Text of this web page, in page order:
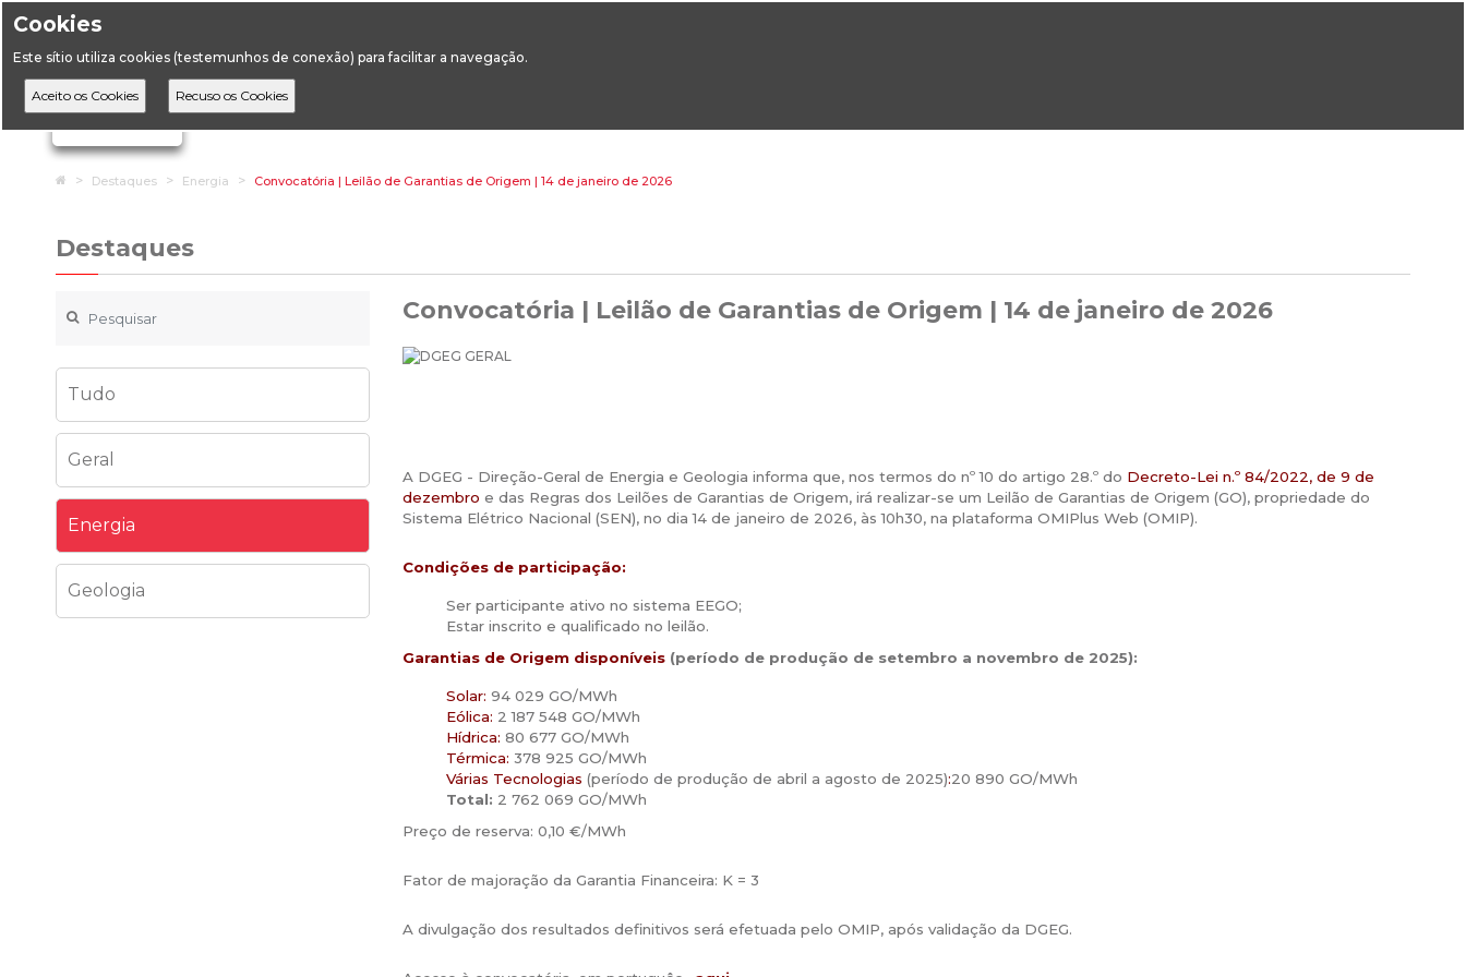
Cookies
Este sítio utiliza cookies (testemunhos de conexão) para facilitar a navegação.
Ignorar links de navegação
HomeDestaques Energia Convocatória | Leilão de Garantias de Origem | 14 de janeiro de 2026
Destaques
Tudo
Geral
Energia
Geologia
Convocatória | Leilão de Garantias de Origem | 14 de janeiro de 2026
A DGEG - Direção-Geral de Energia e Geologia informa que, nos termos do nº 10 do artigo 28.º do Decreto-Lei n.º 84/2022, de 9 de
dezembro e das Regras dos Leilões de Garantias de Origem, irá realizar-se um Leilão de Garantias de Origem (GO), propriedade do
Sistema Elétrico Nacional (SEN), no dia 14 de janeiro de 2026, às 10h30, na plataforma OMIPlus Web (OMIP).
Condições de participação:
Ser participante ativo no sistema EEGO;
Estar inscrito e qualificado no leilão.
Garantias de Origem disponíveis (período de produção de setembro a novembro de 2025):
Solar: 94 029 GO/MWh
Eólica: 2 187 548 GO/MWh
Hídrica: 80 677 GO/MWh
Térmica: 378 925 GO/MWh
Várias Tecnologias (período de produção de abril a agosto de 2025):20 890 GO/MWh
Total: 2 762 069 GO/MWh
Preço de reserva: 0,10 €/MWh
Fator de majoração da Garantia Financeira: K = 3
A divulgação dos resultados definitivos será efetuada pelo OMIP, após validação da DGEG.